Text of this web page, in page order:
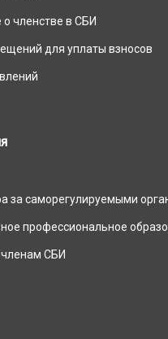
членстве в СБИ
для уплаты взносов
за саморегулируемыми
профессиональное
СБИ